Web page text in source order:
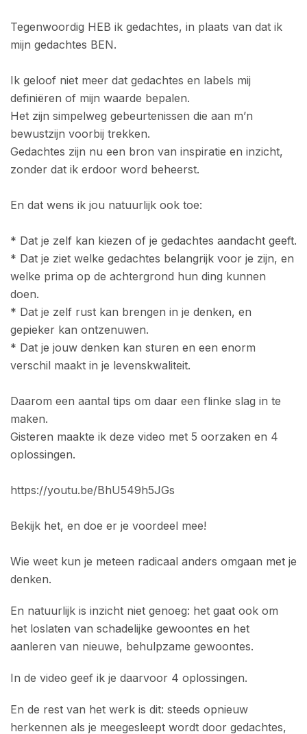
Tegenwoordig HEB ik gedachtes, in plaats van dat ik
mijn gedachtes BEN.
Ik geloof niet meer dat gedachtes en labels mij
definiëren of mijn waarde bepalen.
Het zijn simpelweg gebeurtenissen die aan m’n
bewustzijn voorbij trekken.
Gedachtes zijn nu een bron van inspiratie en inzicht,
zonder dat ik erdoor word beheerst.
En dat wens ik jou natuurlijk ook toe:
* Dat je zelf kan kiezen of je gedachtes aandacht geeft.
* Dat je ziet welke gedachtes belangrijk voor je zijn, en
welke prima op de achtergrond hun ding kunnen
doen.
* Dat je zelf rust kan brengen in je denken, en
gepieker kan ontzenuwen.
* Dat je jouw denken kan sturen en een enorm
verschil maakt in je levenskwaliteit.
Daarom een aantal tips om daar een flinke slag in te
maken.
Gisteren maakte ik deze video met 5 oorzaken en 4
oplossingen.
https://youtu.be/BhU549h5JGs
Bekijk het, en doe er je voordeel mee!
Wie weet kun je meteen radicaal anders omgaan met je
denken.
En natuurlijk is inzicht niet genoeg: het gaat ook om
het loslaten van schadelijke gewoontes en het
aanleren van nieuwe, behulpzame gewoontes.
In de video geef ik je daarvoor 4 oplossingen.
En de rest van het werk is dit: steeds opnieuw
herkennen als je meegesleept wordt door gedachtes,